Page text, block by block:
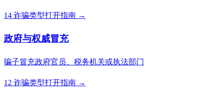
14 诈骗类型打开指南 →
政府与权威冒充
骗子冒充政府官员、税务机关或执法部门
12 诈骗类型打开指南 →